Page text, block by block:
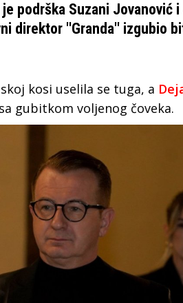
podrška Suzani Jovanović
direktor ''Granda'' izgubio
kosi uselila se tuga, a
gubitkom voljenog čoveka.